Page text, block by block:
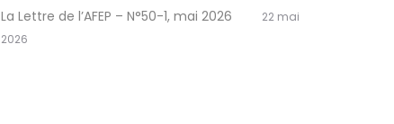
La Lettre de l’AFEP – N°50-1, mai 2026
22 mai
2026